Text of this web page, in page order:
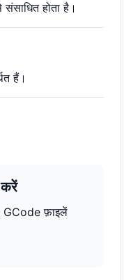
होता है।
हैं।
GCode फ़ाइलें